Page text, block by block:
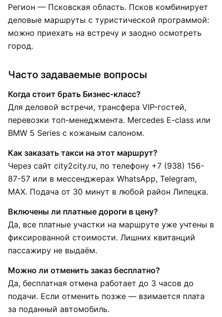
Регион — Псковская область. Псков комбинирует
деловые маршруты с туристической программой:
можно приехать на встречу и заодно осмотреть
город.
Часто задаваемые вопросы
Когда стоит брать Бизнес-класс?
Для деловой встречи, трансфера VIP-гостей,
перевозки топ-менеджмента. Mercedes E-class или
BMW 5 Series с кожаным салоном.
Как заказать такси на этот маршрут?
Через сайт city2city.ru, по телефону +7 (938) 156-
87-57 или в мессенджерах WhatsApp, Telegram,
MAX. Подача от 30 минут в любой район Липецка.
Включены ли платные дороги в цену?
Да, все платные участки на маршруте уже учтены в
фиксированной стоимости. Лишних квитанций
пассажиру не выдаём.
Можно ли отменить заказ бесплатно?
Да, бесплатная отмена работает до 3 часов до
подачи. Если отменить позже — взимается плата
за поданный автомобиль.